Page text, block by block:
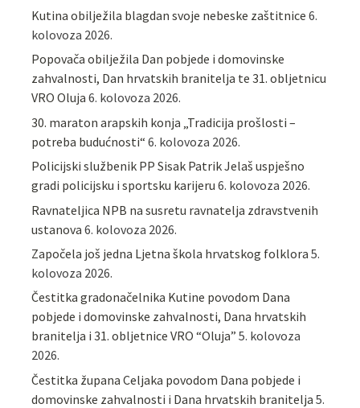
Kutina obilježila blagdan svoje nebeske zaštitnice 6.
kolovoza 2026.
Popovača obilježila Dan pobjede i domovinske
zahvalnosti, Dan hrvatskih branitelja te 31. obljetnicu
VRO Oluja 6. kolovoza 2026.
30. maraton arapskih konja „Tradicija prošlosti –
potreba budućnosti“ 6. kolovoza 2026.
Policijski službenik PP Sisak Patrik Jelaš uspješno
gradi policijsku i sportsku karijeru 6. kolovoza 2026.
Ravnateljica NPB na susretu ravnatelja zdravstvenih
ustanova 6. kolovoza 2026.
Započela još jedna Ljetna škola hrvatskog folklora 5.
kolovoza 2026.
Čestitka gradonačelnika Kutine povodom Dana
pobjede i domovinske zahvalnosti, Dana hrvatskih
branitelja i 31. obljetnice VRO “Oluja” 5. kolovoza
2026.
Čestitka župana Celjaka povodom Dana pobjede i
domovinske zahvalnosti i Dana hrvatskih branitelja 5.